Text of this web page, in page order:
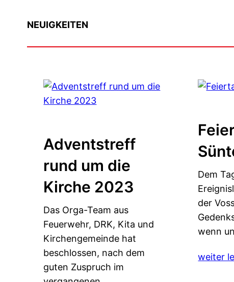
NEUIGKEITEN
Adventstreff
rund um die
Kirche 2023
Das Orga-Team aus
Feuerwehr, DRK, Kita und
Kirchengemeinde hat
beschlossen, nach dem
guten Zuspruch im
Dem
der
wenn
weiter